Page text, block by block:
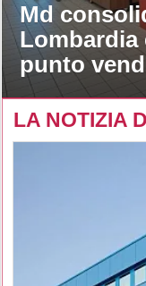
Md
Lombardia
punto
LA NOTIZIA